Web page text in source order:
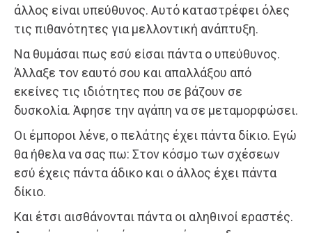
άλλος είναι υπεύθυνος. Αυτό καταστρέφει όλες
τις πιθανότητες για μελλοντική ανάπτυξη.
Να θυμάσαι πως εσύ είσαι πάντα ο υπεύθυνος.
Άλλαξε τον εαυτό σου και απαλλάξου από
εκείνες τις ιδιότητες που σε βάζουν σε
δυσκολία. Άφησε την αγάπη να σε μεταμορφώσει.
Οι έμποροι λένε, ο πελάτης έχει πάντα δίκιο. Εγώ
θα ήθελα να σας πω: Στον κόσμο των σχέσεων
εσύ έχεις πάντα άδικο και ο άλλος έχει πάντα
δίκιο.
Και έτσι αισθάνονται πάντα οι αληθινοί εραστές.